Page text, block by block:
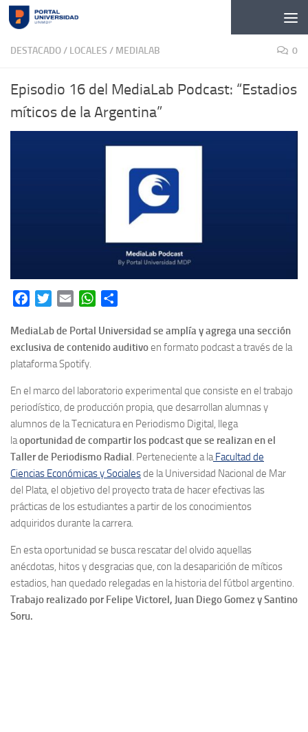
Skip to content
DESTACADO/ LOCALES / MEDIALAB 0
Episodio 16 del MediaLab Podcast: “Estadios
míticos de la Argentina”
FacebookTwitterEmail WhatsApp
MediaLab de Portal Universidad se amplía y agrega una sección
exclusiva de contenido auditivoen formato podcast a través de la
plataforma Spotify.
En el marco del laboratorio experimental que consiste en el trabajo
periodístico, de producción propia, que desarrollan alumnas y
alumnos de la Tecnicatura en Periodismo Digital, llega
laoportunidad de compartir los podcast que se realizan en el
Taller de Periodismo Radial. Perteneciente a laFacultad de
Ciencias Económicas y Socialesde la Universidad Nacional de Mar
del Plata, el objetivo del proyecto trata de hacer efectivas las
prácticas de los estudiantes a partir de los conocimientos
adquiridos durante la carrera.
En esta oportunidad se busca rescatar del olvido aquellas
anécdotas, hitos y desgracias que, con la desaparición de míticos
estadios, han quedado relegadas en la historia del fútbol argentino.
Trabajo realizado por Felipe Victorel, Juan Diego Gomez y Santino
Soru.